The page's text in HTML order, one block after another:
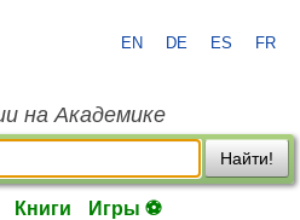
EN DE ES FR
на Академике
Найти!
Книги Игры ⚽